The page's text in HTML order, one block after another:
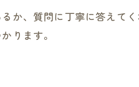
不動産売却で大切な
スムーズな売却を実現する
か、質問に丁寧に答えて
ります。